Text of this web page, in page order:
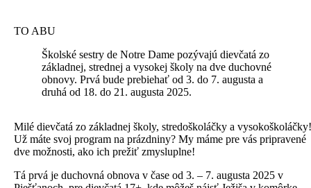
TO ABU
Školské sestry de Notre Dame pozývajú dievčatá zo
základnej, strednej a vysokej školy na dve duchovné
obnovy. Prvá bude prebiehať od 3. do 7. augusta a
druhá od 18. do 21. augusta 2025.
Milé dievčatá zo základnej školy, stredoškoláčky a vysokoškoláčky!
Už máte svoj program na prázdniny? My máme pre vás pripravené
dve možnosti, ako ich prežiť zmysluplne!
Tá prvá je duchovná obnova v čase od 3. – 7. augusta 2025 v